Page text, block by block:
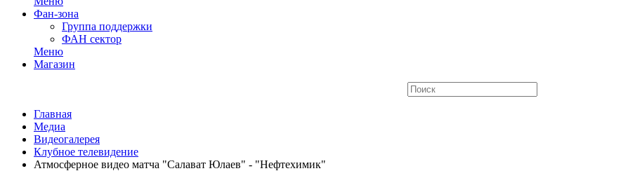
Фан-зона
Группа поддержки
ФАН сектор
Меню
Магазин
Главная
Медиа
Видеогалерея
Клубное телевидение
Атмосферное видео матча "Салават Юлаев" - "Нефтехимик"